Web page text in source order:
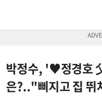
박정수, '♥정경호
은?.."삐지고 집